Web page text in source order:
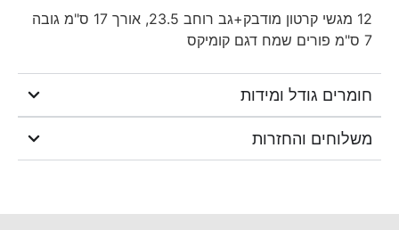
12 מגשי קרטון מודבק+גב רוחב 23.5, אורך 17 ס"מ גובה
7 ס"מ פורים שמח דגם קומיקס
חומרים גודל ומידות
משלוחים והחזרות